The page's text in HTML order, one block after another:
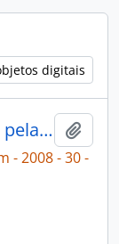
digitais
Povo Kalankó: dez anos de luta pela demarcação da terra tradicional [Porantim]
- 2008 - 30 -